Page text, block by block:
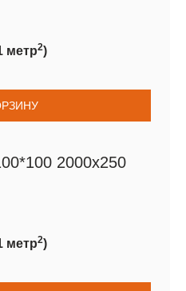
метр2)
2000х250
метр2)